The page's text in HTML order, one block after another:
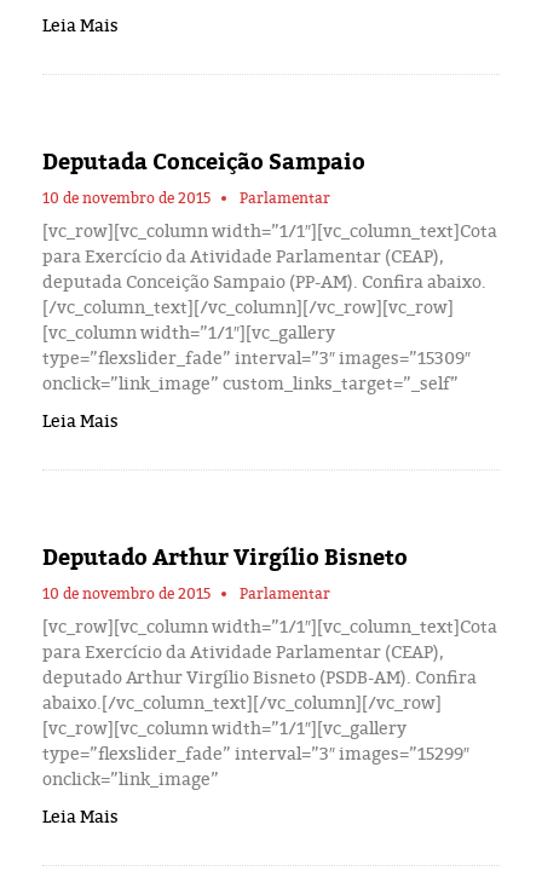
Leia Mais
Deputada Conceição Sampaio
10 de novembro de 2015 Parlamentar
[vc_row][vc_column width=”1/1″][vc_column_text]Cota
para Exercício da Atividade Parlamentar (CEAP),
deputada Conceição Sampaio (PP-AM). Confira abaixo.
[/vc_column_text][/vc_column][/vc_row][vc_row]
[vc_column width=”1/1″][vc_gallery
type=”flexslider_fade” interval=”3″ images=”15309″
onclick=”link_image” custom_links_target=”_self”
Leia Mais
Deputado Arthur Virgílio Bisneto
10 de novembro de 2015 Parlamentar
[vc_row][vc_column width=”1/1″][vc_column_text]Cota
para Exercício da Atividade Parlamentar (CEAP),
deputado Arthur Virgílio Bisneto (PSDB-AM). Confira
abaixo.[/vc_column_text][/vc_column][/vc_row]
[vc_row][vc_column width=”1/1″][vc_gallery
type=”flexslider_fade” interval=”3″ images=”15299″
onclick=”link_image”
Leia Mais